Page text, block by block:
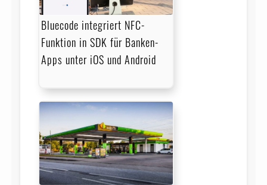
Bluecode integriert NFC-
Funktion in SDK für Banken-
Apps unter iOS und Android